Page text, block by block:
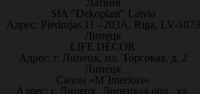
Латвия
SIA "Dekoplast" Latvia
Адрес: Piedrujas 11 - 203A, Riga, LV-1073
Липецк
LIFE DÉCOR
Адрес: г. Липецк, пл. Торговая, д. 2
Липецк
Салон «M`Interiors»
Адрес: г. Липецк, Липецкая обл., ул.